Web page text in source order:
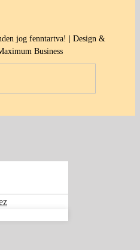
jog fenntartva! | Design &
Business